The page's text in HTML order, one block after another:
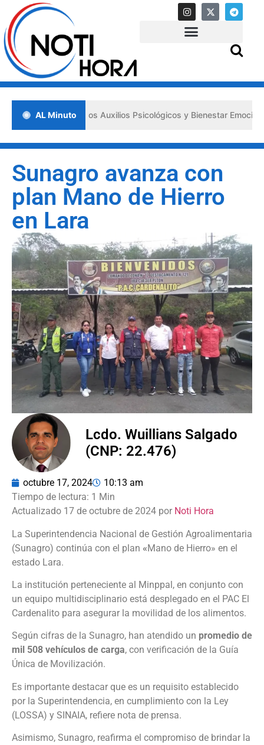
AL Minuto
los «Primeros Auxilios Psicológicos y Bienestar Emocional»
Sunagro avanza con
plan Mano de Hierro
en Lara
Lcdo. Wuillians Salgado
(CNP: 22.476)
octubre 17, 2024 10:13 am
Actualizado 17 de octubre de 2024 por Noti Hora
La Superintendencia Nacional de Gestión Agroalimentaria
(Sunagro) continúa con el plan «Mano de Hierro» en el
estado Lara.
La institución perteneciente al Minppal, en conjunto con
un equipo multidisciplinario está desplegado en el PAC El
Cardenalito para asegurar la movilidad de los alimentos.
Según cifras de la Sunagro, han atendido un promedio de
mil 508 vehículos de carga, con verificación de la Guía
Única de Movilización.
Es importante destacar que es un requisito establecido
por la Superintendencia, en cumplimiento con la Ley
(LOSSA) y SINAIA, refiere nota de prensa.
Asimismo, Sunagro, reafirma el compromiso de brindar la